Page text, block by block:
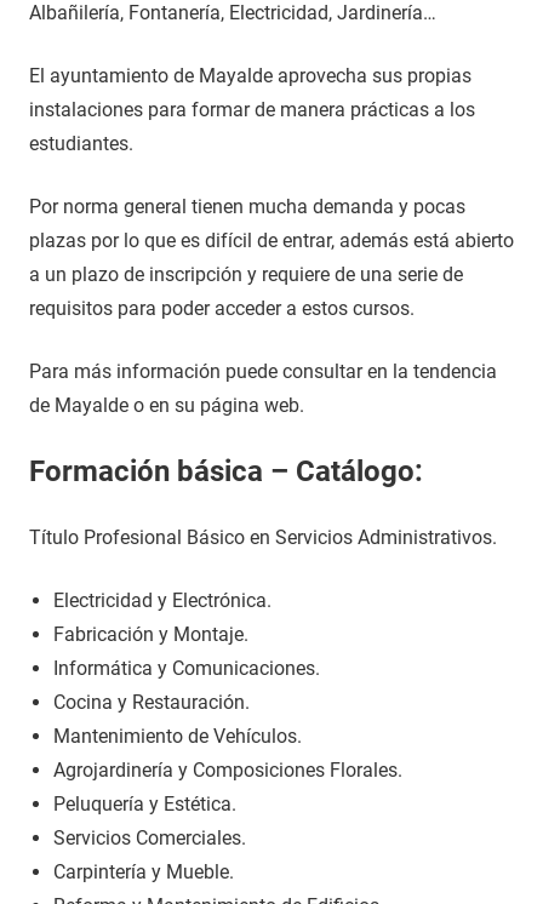
Albañilería, Fontanería, Electricidad, Jardinería…
El ayuntamiento de Mayalde aprovecha sus propias
instalaciones para formar de manera prácticas a los
estudiantes.
Por norma general tienen mucha demanda y pocas
plazas por lo que es difícil de entrar, además está abierto
a un plazo de inscripción y requiere de una serie de
requisitos para poder acceder a estos cursos.
Para más información puede consultar en la tendencia
de Mayalde o en su página web.
Formación básica – Catálogo:
Título Profesional Básico en Servicios Administrativos.
Electricidad y Electrónica.
Fabricación y Montaje.
Informática y Comunicaciones.
Cocina y Restauración.
Mantenimiento de Vehículos.
Agrojardinería y Composiciones Florales.
Peluquería y Estética.
Servicios Comerciales.
Carpintería y Mueble.